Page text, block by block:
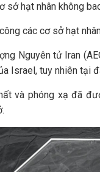
sở hạt nhân không
các cơ sở hạt
Nguyên tử Iran
Israel, tuy nhiên tại
và phóng xạ đã